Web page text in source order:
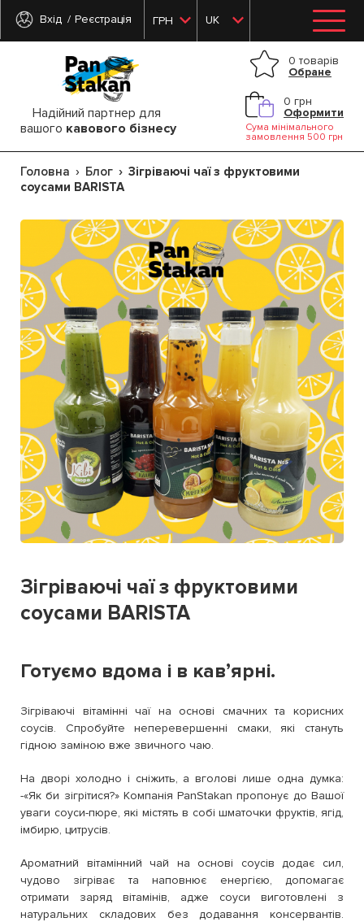
Вхід Реєстрація ГРН UK
Надійний партнер для
вашого кавового бізнесу
0 товарів
Обране
0 грн
Оформити
Сума мінімального
замовлення 500 грн
Головна Блог
Зігріваючі чаї з фруктовими
соусами BARISTA
Зігріваючі чаї з фруктовими
соусами BARISTA
Готуємо вдома і в кавʼярні.
Зігріваючі вітамінні чаї на основі смачних та корисних
соусів. Спробуйте неперевершенні смаки, які стануть
гідною заміною вже звичного чаю.
На дворі холодно і сніжить, а вголові лише одна думка:
-«Як би зігрітися?» Компанія PanStakan пропонує до Вашої
уваги соуси-пюре, які містять в собі шматочки фруктів, ягід,
імбирю, цитрусів.
Ароматний вітамінний чай на основі соусів додає сил,
чудово зігріває та наповнює енергією, допомагає
отримати заряд вітамінів, адже соуси виготовлені з
натуральних складових без додавання консервантів.